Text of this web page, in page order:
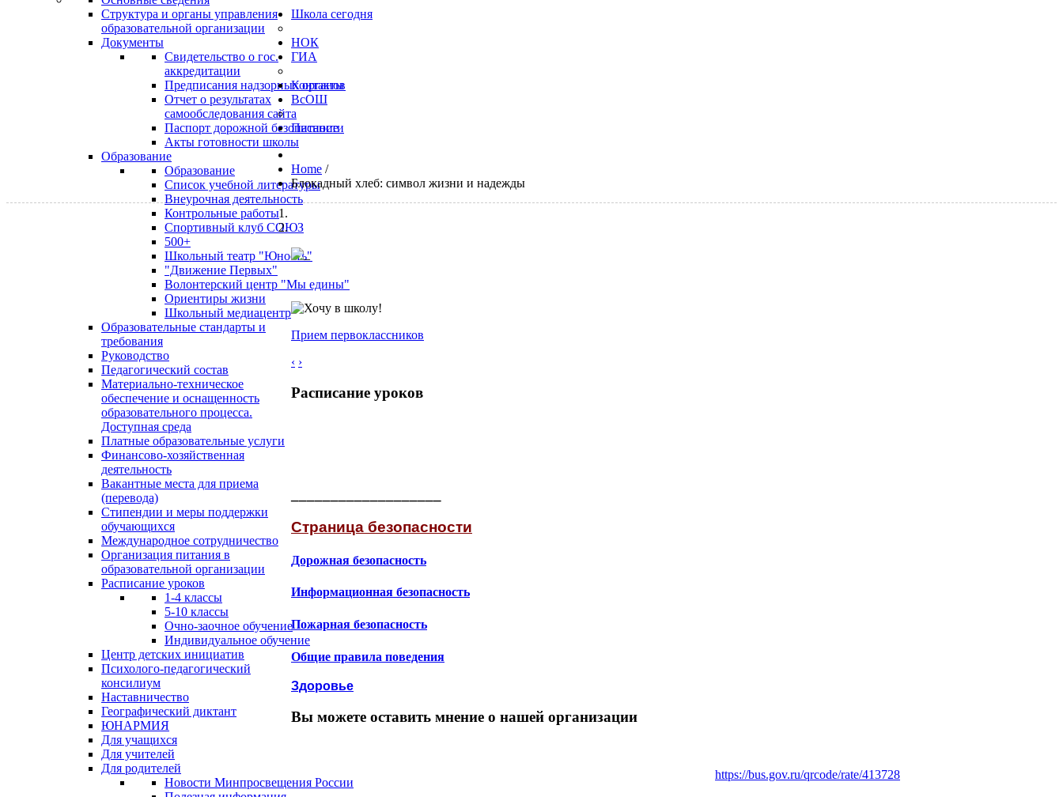
Структура и органы управления
образовательной организации
Документы
Свидетельство о гос.
аккредитации
Предписания надзорных органов
Отчет о результатах
самообследования сайта
Паспорт дорожной безопасности
Акты готовности школы
Образование
Образование
Список учебной литературы
Внеурочная деятельность
Контрольные работы
Спортивный клуб СОЮЗ
500+
Школьный театр "Юность"
"Движение Первых"
Волонтерский центр "Мы едины"
Ориентиры жизни
Школьный медиацентр
Образовательные стандарты и
требования
Руководство
Педагогический состав
Материально-техническое
обеспечение и оснащенность
образовательного процесса.
Доступная среда
Платные образовательные услуги
Финансово-хозяйственная
деятельность
Вакантные места для приема
(перевода)
Стипендии и меры поддержки
обучающихся
Международное сотрудничество
Организация питания в
образовательной организации
Школа сегодня
Расписание уроков
1-4 классы
5-10 классы
Очно-заочное обучение
Индивидуальное обучение
Центр детских инициатив
Психолого-педагогический
консилиум
Наставничество
Географический диктант
ЮНАРМИЯ
Для учащихся
Для учителей
Для родителей
Новости Минпросвещения России
НОК
ГИА
Контакты
ВсОШ
Питание
Home /
Блокадный хлеб: символ жизни и надежды
Прием первоклассников
‹ ›
Расписание уроков
Страница безопасности
Дорожная безопасность
Информационная безопасность
Пожарная безопасность
Общие правила поведения
Здоровье
Вы можете оставить мнение о нашей организации
https://bus.gov.ru/qrcode/rate/413728